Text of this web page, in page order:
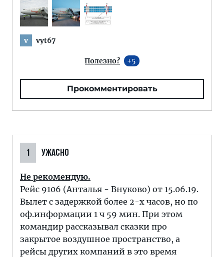
v vyt67
Полезно? 5
Прокомментировать
1 УЖАСНО
Не рекомендую.
Рейс 9106 (Анталья - Внуково) от 15.06.19.
Вылет с задержкой более 2-х часов, но по
оф.информации 1 ч 59 мин. При этом
командир рассказывал сказки про
закрытое воздушное пространство, а
рейсы других компаний в это время